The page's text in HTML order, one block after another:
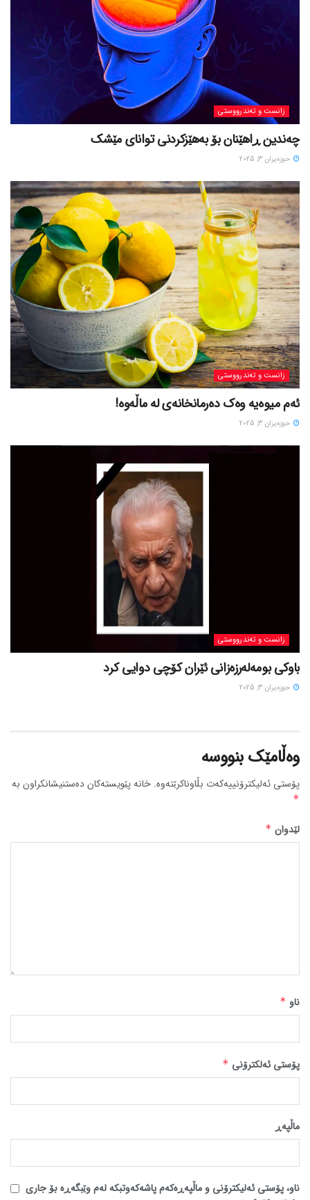
زانست و تەندرووستی
چەندین ڕاهێنان بۆ بەهێزکردنی توانای مێشک
حوزه‌یران 3, 2025
زانست و تەندرووستی
ئەم میوەیە وەک دەرمانخانەی لە ماڵەوە!
حوزه‌یران 3, 2025
زانست و تەندرووستی
باوکی بومەلەرزەزانی ئێران کۆچی دوایی کرد
حوزه‌یران 3, 2025
وەڵامێک بنووسە
پۆستی ئەلیکترۆنییەکەت بڵاوناکرێتەوە. خانە پێویستەکان دەستنیشانکراون بە
*
لێدوان *
ناو *
پۆستی ئەلکترۆنی *
ماڵپه‌ڕ
ناو، پۆستی ئەلیکترۆنی و ماڵپەڕەکەم پاشەکەوتبکە لەم وێبگەڕە بۆ جاری